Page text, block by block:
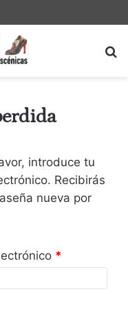
teatrales
introduce tu
Recibirás
nueva por
*